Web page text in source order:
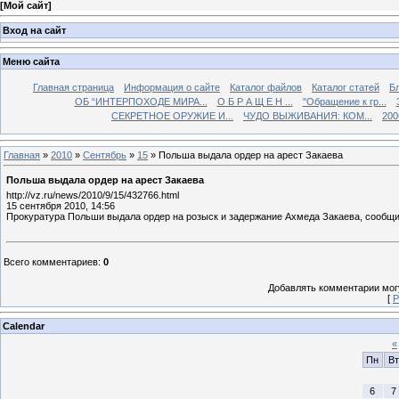
[Мой сайт]
Вход на сайт
Меню сайта
Главная страница Информация о сайте Каталог файлов Каталог статей
ОБ “ИНТЕРПОХОДЕ МИРА...
О Б Р А Щ Е Н ... "Обращение к гр...
СЕКРЕТНОЕ ОРУЖИЕ И...
ЧУДО ВЫЖИВАНИЯ: КОМ...
Главная » 2010 » Сентябрь » 15 » Польша выдала ордер на арест Закаева
Польша выдала ордер на арест Закаева
http://vz.ru/news/2010/9/15/432766.html
15 сентября 2010, 14:56
Прокуратура Польши выдала ордер на розыск и задержание Ахмеда Закаева,
Всего комментариев: 0
Добавлять комментарии
[
Calendar
«
Пн
Вт
6
7